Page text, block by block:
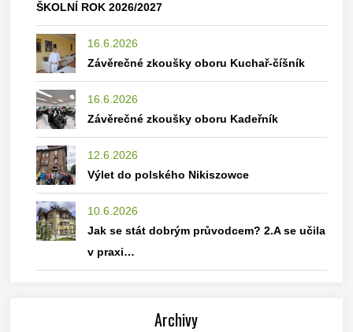
ŠKOLNÍ ROK 2026/2027
16.6.2026
Závěrečné zkoušky oboru Kuchař-číšník
16.6.2026
Závěrečné zkoušky oboru Kadeřník
12.6.2026
Výlet do polského Nikiszowce
10.6.2026
Jak se stát dobrým průvodcem? 2.A se učila
v praxi…
Archivy